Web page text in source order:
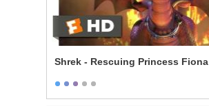
Shrek - Rescuing Princess Fiona